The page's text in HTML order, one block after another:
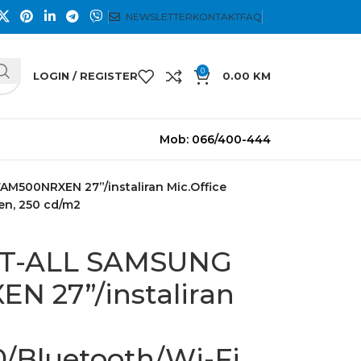
NEWSLETTERKONTAKTFAQ
LOGIN / REGISTER 0 0.00 KM
Mob: 066/400-444
27”/instaliran Mic.Office
250 cd/m2
ALL SAMSUNG
27”/instaliran